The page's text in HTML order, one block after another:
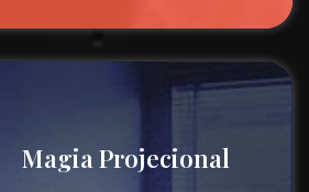
Magia Projecional